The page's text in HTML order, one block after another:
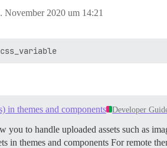
November 2020 um 14:21
in themes and components Developer
you to handle uploaded assets such as
in themes and components For remote